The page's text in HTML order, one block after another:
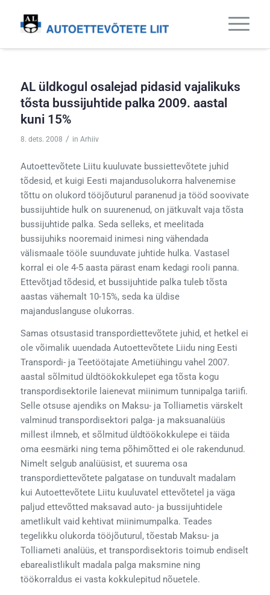
AL üldkogul osalejad pidasid vajalikuks
tõsta bussijuhtide palka 2009. aastal
kuni 15%
8. dets. 2008 / in Arhiiv
Autoettevõtete Liitu kuuluvate bussiettevõtete juhid
tõdesid, et kuigi Eesti majandusolukorra halvenemise
tõttu on olukord tööjõuturul paranenud ja tööd soovivate
bussijuhtide hulk on suurenenud, on jätkuvalt vaja tõsta
bussijuhtide palka. Seda selleks, et meelitada
bussijuhiks nooremaid inimesi ning vähendada
välismaale tööle suunduvate juhtide hulka. Vastasel
korral ei ole 4-5 aasta pärast enam kedagi rooli panna.
Ettevõtjad tõdesid, et bussijuhtide palka tuleb tõsta
aastas vähemalt 10-15%, seda ka üldise
majanduslanguse olukorras.
Samas otsustasid transpordiettevõtete juhid, et hetkel ei
ole võimalik uuendada Autoettevõtete Liidu ning Eesti
Transpordi- ja Teetöötajate Ametiühingu vahel 2007.
aastal sõlmitud üldtöökokkulepet ega tõsta kogu
transpordisektorile laienevat miinimum tunnipalga tariifi.
Selle otsuse ajendiks on Maksu- ja Tolliametis värskelt
valminud transpordisektori palga- ja maksuanalüüs
millest ilmneb, et sõlmitud üldtöökokkulepe ei täida
oma eesmärki ning tema põhimõtted ei ole rakendunud.
Nimelt selgub analüüsist, et suurema osa
transpordiettevõtete palgatase on tunduvalt madalam
kui Autoettevõtete Liitu kuuluvatel ettevõtetel ja väga
paljud ettevõtted maksavad auto- ja bussijuhtidele
ametlikult vaid kehtivat miinimumpalka. Teades
tegelikku olukorda tööjõuturul, tõestab Maksu- ja
Tolliameti analüüs, et transpordisektoris toimub endiselt
ebarealistlikult madala palga maksmine ning
töökorraldus ei vasta kokkulepitud nõuetele.